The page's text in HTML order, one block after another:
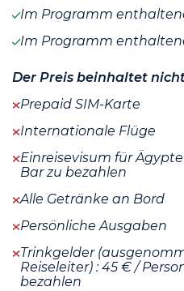
Im Programm
Im Programm
Der Preis beinhaltet
Prepaid SIM-Karte
Internationale Flüge
Einreisevisum für
Bar zu bezahlen
Alle Getränke an Bord
Persönliche Ausgaben
Trinkgelder
Reiseleiter) : 45 € /
bezahlen